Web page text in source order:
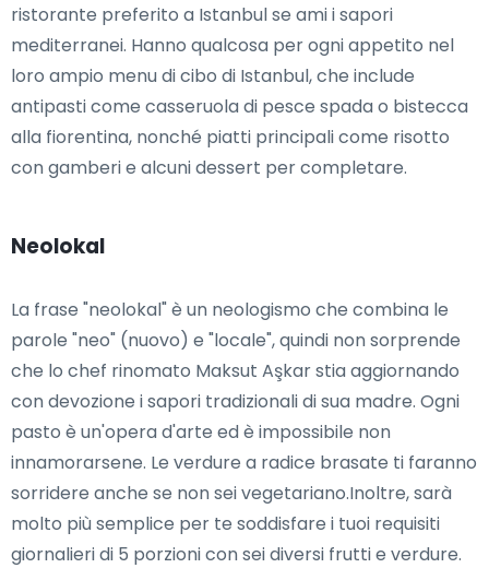
ristorante preferito a Istanbul se ami i sapori
mediterranei. Hanno qualcosa per ogni appetito nel
loro ampio menu di cibo di Istanbul, che include
antipasti come casseruola di pesce spada o bistecca
alla fiorentina, nonché piatti principali come risotto
con gamberi e alcuni dessert per completare.
Neolokal
La frase "neolokal" è un neologismo che combina le
parole "neo" (nuovo) e "locale", quindi non sorprende
che lo chef rinomato Maksut Aşkar stia aggiornando
con devozione i sapori tradizionali di sua madre. Ogni
pasto è un'opera d'arte ed è impossibile non
innamorarsene. Le verdure a radice brasate ti faranno
sorridere anche se non sei vegetariano.Inoltre, sarà
molto più semplice per te soddisfare i tuoi requisiti
giornalieri di 5 porzioni con sei diversi frutti e verdure.